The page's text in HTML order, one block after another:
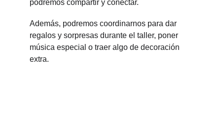
podremos compartir y conectar.
Además, podremos coordinarnos para dar
regalos y sorpresas durante el taller, poner
música especial o traer algo de decoración
extra.